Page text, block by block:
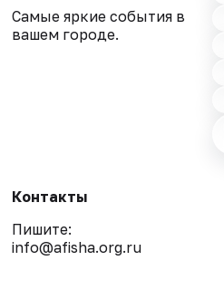
Самые яркие события в
вашем городе.
Контакты
Пишите:
info@afisha.org.ru